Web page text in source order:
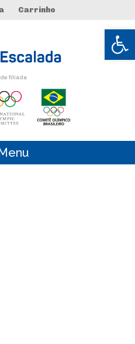
Abrir
Carrinho
filiada